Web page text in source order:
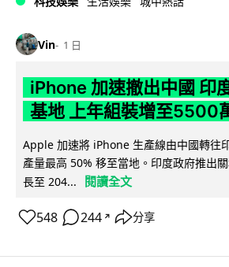
Vin 1 日
iPhone 加速撤出中國 印
基地 上年組裝增至5500
Apple 加速將 iPhone 生產線由中國轉往
產量最高 50% 移至當地。印度政府推出
長至 204...
閱讀全文
548 244 ↗ 分享